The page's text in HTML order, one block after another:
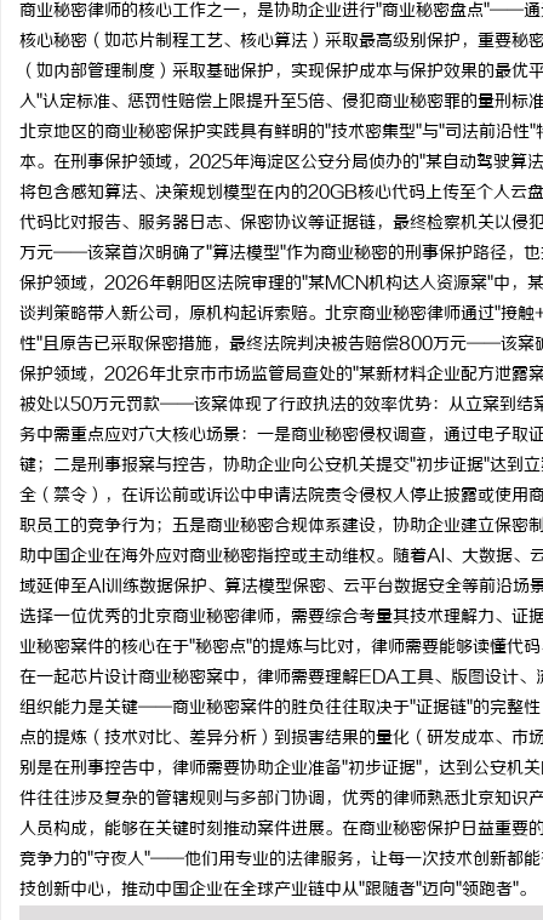
商业秘密律师的核心工作之一，是协助企业进行"商业秘密盘点"——
核心秘密（如芯片制程工艺、核心算法）采取最高级别保护，重要
（如内部管理制度）采取基础保护，实现保护成本与保护效果的最
入"认定标准、惩罚性赔偿上限提升至5倍、侵犯商业秘密罪的量刑标
北京地区的商业秘密保护实践具有鲜明的"技术密集型"与"司法前沿性
本。在刑事保护领域，2025年海淀区公安分局侦办的"某自动驾驶算
将包含感知算法、决策规划模型在内的20GB核心代码上传至个人云
代码比对报告、服务器日志、保密协议等证据链，最终检察机关以
万元——该案首次明确了"算法模型"作为商业秘密的刑事保护路径，
保护领域，2026年朝阳区法院审理的"某MCN机构达人资源案"中，
谈判策略带入新公司，原机构起诉索赔。北京商业秘密律师通过"接
性"且原告已采取保密措施，最终法院判决被告赔偿800万元——该案
保护领域，2026年北京市市场监管局查处的"某新材料企业配方泄露
被处以50万元罚款——该案体现了行政执法的效率优势：从立案到结
务中需重点应对六大核心场景：一是商业秘密侵权调查，通过电子
键；二是刑事报案与控告，协助企业向公安机关提交"初步证据"达到
全（禁令），在诉讼前或诉讼中申请法院责令侵权人停止披露或使
职员工的竞争行为；五是商业秘密合规体系建设，协助企业建立保
助中国企业在海外应对商业秘密指控或主动维权。随着AI、大数据
域延伸至AI训练数据保护、算法模型保密、云平台数据安全等前沿场
选择一位优秀的北京商业秘密律师，需要综合考量其技术理解力、证
业秘密案件的核心在于"秘密点"的提炼与比对，律师需要能够读懂代
在一起芯片设计商业秘密案中，律师需要理解EDA工具、版图设计
组织能力是关键——商业秘密案件的胜负往往取决于"证据链"的完整
点的提炼（技术对比、差异分析）到损害结果的量化（研发成本、
别是在刑事控告中，律师需要协助企业准备"初步证据"，达到公安
件往往涉及复杂的管辖规则与多部门协调，优秀的律师熟悉北京知
人员构成，能够在关键时刻推动案件进展。在商业秘密保护日益重
竞争力的"守夜人"——他们用专业的法律服务，让每一次技术创新都
技创新中心，推动中国企业在全球产业链中从"跟随者"迈向"领跑者"。
武汉配眼镜 上海配眼镜